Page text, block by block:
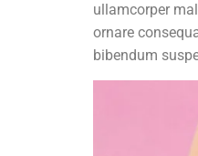
ullamcorper
ornare
bibendum